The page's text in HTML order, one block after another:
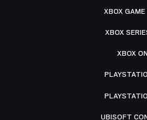
XBOX GAME
XBOX
XBOX
UBISOFT